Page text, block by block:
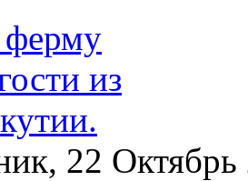
22 Октябрь